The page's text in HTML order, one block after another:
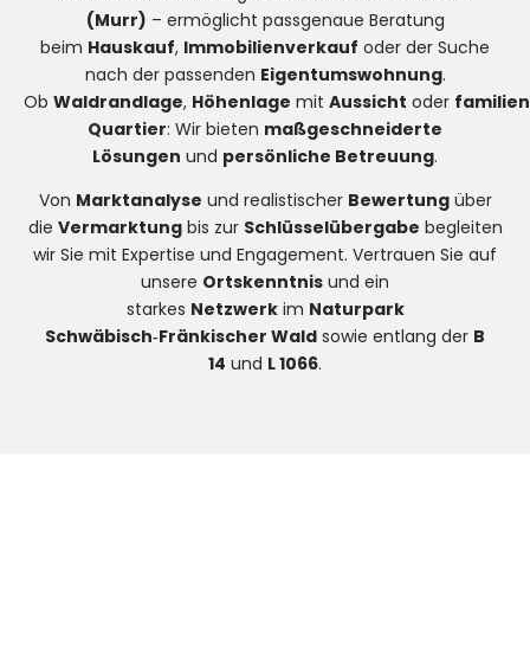
(Murr) – ermöglicht passgenaue Beratung
beim Hauskauf, Immobilienverkauf oder der Suche
nach der passenden Eigentumswohnung.
Ob Waldrandlage, Höhenlage mit Aussicht oder
Quartier: Wir bieten maßgeschneiderte
Lösungen und persönliche Betreuung.
Von Marktanalyse und realistischer Bewertungüber
die Vermarktungbis zur Schlüsselübergabe begleiten
wir Sie mit Expertise und Engagement. Vertrauen Sie auf
unsere Ortskenntnis und ein
starkes Netzwerkim Naturpark
Schwäbisch‑Fränkischer Wald sowie entlang der B
14 und L 1066.